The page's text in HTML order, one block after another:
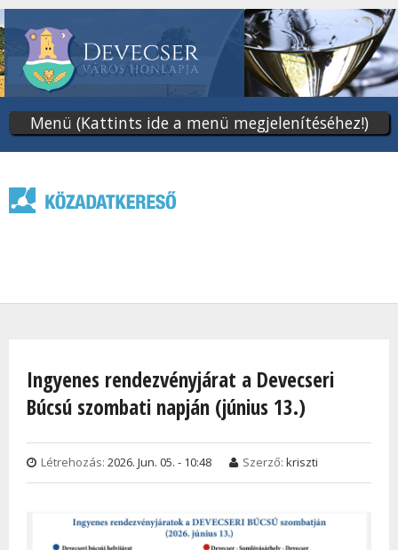
tartalomra
Menü (Kattints ide a menü megjelenítéséhez!)
Ingyenes rendezvényjárat a Devecseri
Búcsú szombati napján (június 13.)
Létrehozás: 2026. Jun. 05. - 10:48 Szerző: kriszti